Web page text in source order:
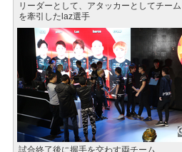
リーダーとして、アタッカーとしてチーム
を牽引したlaz選手
試合終了後に握手を交わす両チーム